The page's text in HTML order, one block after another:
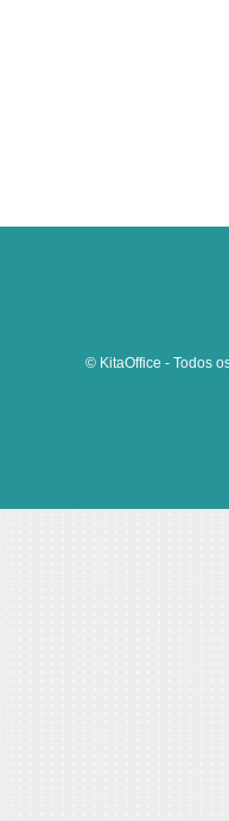
© KitaOffice - Todos